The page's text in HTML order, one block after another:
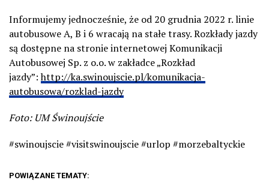
Informujemy jednocześnie, że od 20 grudnia 2022 r. linie
autobusowe A, B i 6 wracają na stałe trasy. Rozkłady jazdy
są dostępne na stronie internetowej Komunikacji
Autobusowej Sp. z o.o. w zakładce „Rozkład
jazdy”:http://ka.swinoujscie.pl/komunikacja-
autobusowa/rozklad-jazdy
Foto: UM Świnoujście
#swinoujscie #visitswinoujscie #urlop #morzebaltyckie
POWIĄZANE TEMATY: